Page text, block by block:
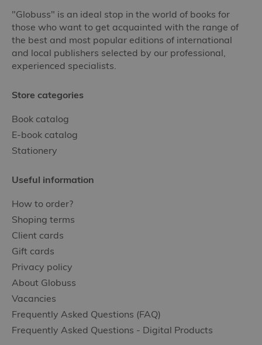
"Globuss" is an ideal stop in the world of books for
those who want to get acquainted with the range of
the best and most popular editions of international
and local publishers selected by our professional,
experienced specialists.
Store categories
Book catalog
E-book catalog
Stationery
Useful information
How to order?
Shoping terms
Client cards
Gift cards
Privacy policy
About Globuss
Vacancies
Frequently Asked Questions (FAQ)
Frequently Asked Questions - Digital Products